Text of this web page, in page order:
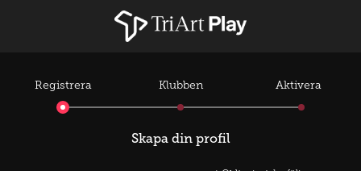
Registrera Klubben Aktivera
Skapa din profil